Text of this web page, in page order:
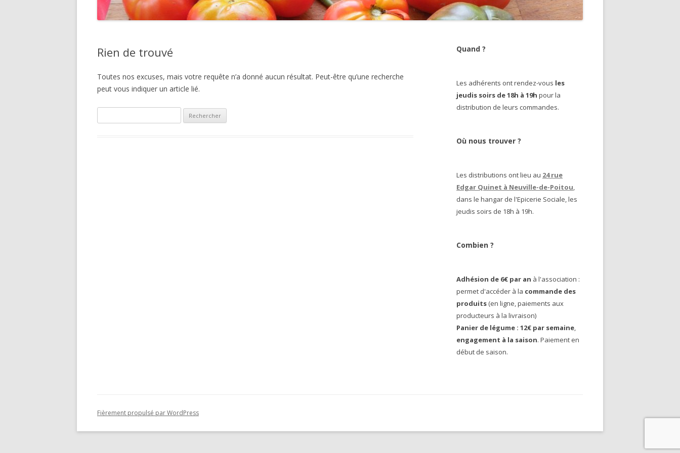
PÂTES
Rien de trouvé
Toutes nos excuses, mais votre requête n’a donné aucun résultat. Peut-être qu’une recherche
peut vous indiquer un article lié.
Quand ?
Les adhérents ont rendez-vous les
jeudis soirs de 18h à 19h pour la
distribution de leurs commandes.
Où nous trouver ?
Les distributions ont lieu au 24 rue
Edgar Quinet à Neuville-de-Poitou,
dans le hangar de l'Epicerie Sociale, les
jeudis soirs de 18h à 19h.
Combien ?
Adhésion de 6€ par an à l'association :
permet d'accéder à la commande des
produits (en ligne, paiements aux
producteurs à la livraison)
Panier de légume : 12€ par semaine,
engagement à la saison. Paiement en
début de saison.
Fièrement propulsé par WordPress